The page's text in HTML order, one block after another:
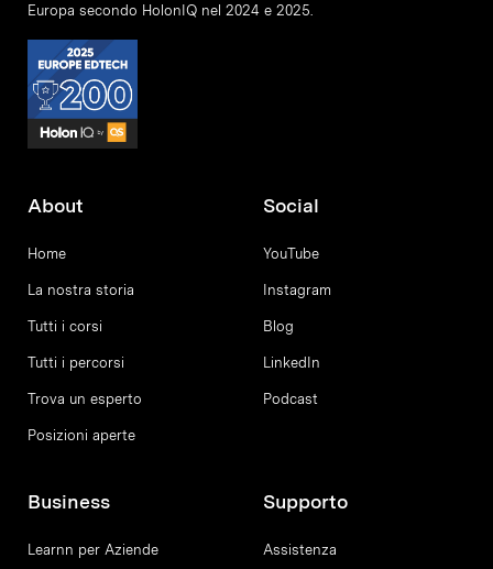
Europa secondo HolonIQ nel 2024 e 2025.
About
Home
La nostra storia
Tutti i corsi
Tutti i percorsi
Trova un esperto
Posizioni aperte
Social
YouTube
Instagram
Blog
LinkedIn
Podcast
Business
Learnn per Aziende
Supporto
Assistenza